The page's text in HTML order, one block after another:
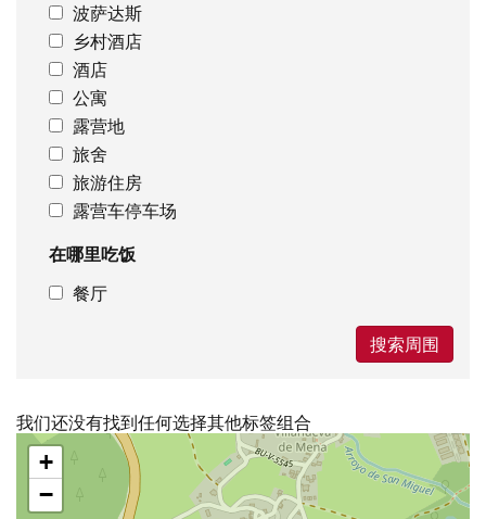
波萨达斯
乡村酒店
酒店
公寓
露营地
旅舍
旅游住房
露营车停车场
在哪里吃饭
餐厅
搜索周围
我们还没有找到任何选择其他标签组合
跳
地
图
+
−